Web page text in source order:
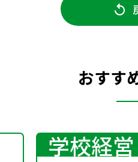
おすす
学校経営